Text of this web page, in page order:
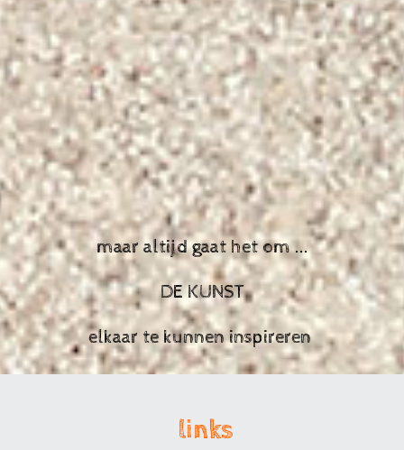
maar altijd gaat het om ...
DE KUNST
elkaar te kunnen inspireren
links